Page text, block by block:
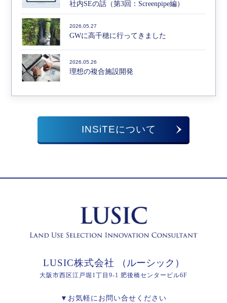
社内SEの話（第3回：Screenpipe編）
2026.05.27
GWに高千穂に行ってきました
2026.05.26
理想の複合施設開発
INSiTEについて
LUSIC株式会社 （ルーシック）
大阪市西区江戸堀1丁目9-1 肥後橋センタービル6F
▼お気軽にお問い合せください